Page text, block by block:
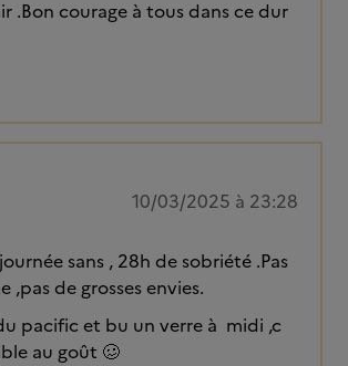
.Bon courage à tous dans ce dur
10/03/2025 à 23:28
sans , 28h de sobriété .Pas
,pas de grosses envies.
pacific et bu un verre à midi ,c
au goût 🥴